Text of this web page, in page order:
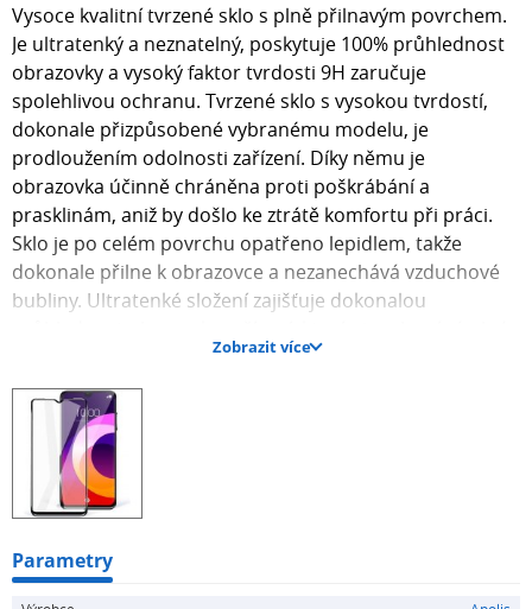
Vysoce kvalitní tvrzené sklo s plně přilnavým povrchem.
Je ultratenký a neznatelný, poskytuje 100% průhlednost
obrazovky a vysoký faktor tvrdosti 9H zaručuje
spolehlivou ochranu. Tvrzené sklo s vysokou tvrdostí,
dokonale přizpůsobené vybranému modelu, je
prodloužením odolnosti zařízení. Díky němu je
obrazovka účinně chráněna proti poškrábání a
prasklinám, aniž by došlo ke ztrátě komfortu při práci.
Sklo je po celém povrchu opatřeno lepidlem, takže
dokonale přilne k obrazovce a nezanechává vzduchové
bubliny. Ultratenké složení zajišťuje dokonalou
dotykové vlastnosti. Kromě toho speciální povrchová
úprava snižuje vliv prstů odrážejících se na obrazovce.
Sklo má výřezy přizpůsobené vybranému modelu
telefonu. Produkt je k dispozici v několika barevných
provedeních.
Zobrazit více
Parametry